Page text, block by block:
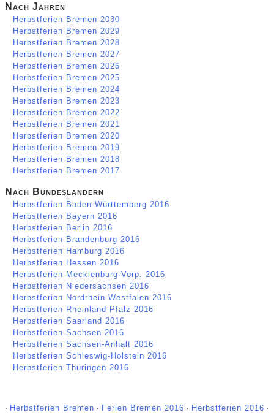
Nach Jahren
Herbstferien Bremen 2030
Herbstferien Bremen 2029
Herbstferien Bremen 2028
Herbstferien Bremen 2027
Herbstferien Bremen 2026
Herbstferien Bremen 2025
Herbstferien Bremen 2024
Herbstferien Bremen 2023
Herbstferien Bremen 2022
Herbstferien Bremen 2021
Herbstferien Bremen 2020
Herbstferien Bremen 2019
Herbstferien Bremen 2018
Herbstferien Bremen 2017
Nach Bundesländern
Herbstferien Baden-Württemberg 2016
Herbstferien Bayern 2016
Herbstferien Berlin 2016
Herbstferien Brandenburg 2016
Herbstferien Hamburg 2016
Herbstferien Hessen 2016
Herbstferien Mecklenburg-Vorp. 2016
Herbstferien Niedersachsen 2016
Herbstferien Nordrhein-Westfalen 2016
Herbstferien Rheinland-Pfalz 2016
Herbstferien Saarland 2016
Herbstferien Sachsen 2016
Herbstferien Sachsen-Anhalt 2016
Herbstferien Schleswig-Holstein 2016
Herbstferien Thüringen 2016
∙ Herbstferien Bremen ∙ Ferien Bremen 2016 ∙ Herbstferien 2016 ∙